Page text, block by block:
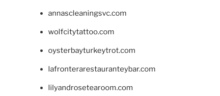
annascleaningsvc.com
wolfcitytattoo.com
oysterbayturkeytrot.com
lafronterarestauranteybar.com
lilyandrosetearoom.com